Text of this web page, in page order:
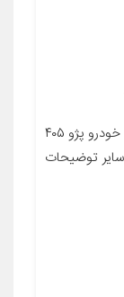
معرفی محصول جزئیات محصول مناسب برای خودرو پژو ۴۰۵
و فلز سایر توضیحات